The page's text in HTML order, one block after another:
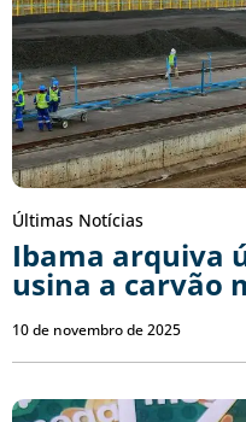
Últimas Notícias
Ibama arquiva
usina a carvão
10 de novembro de 2025